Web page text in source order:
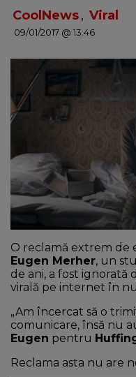
HOT 30
DANCEFLOOR
RADIO ACADEMY
CONTUL MEU
CoolNews, Viral
09/01/2017 @ 13:46
O reclamă extrem de
Eugen Merher, un
de ani, a fost ignorată
virală pe internet în
„Am încercat să o
comunicare, însă nu
Eugen pentru
Reclama asta nu are